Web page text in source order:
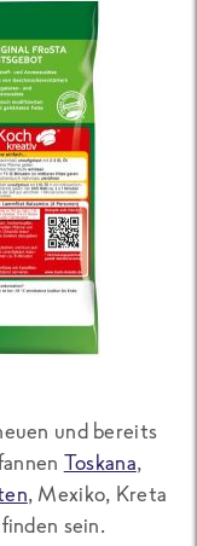
und bereits
Toskana,
, Mexiko, Kreta
sein.